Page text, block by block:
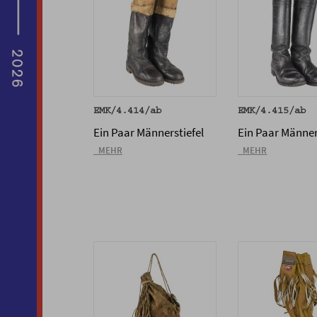
EMK/4.414/ab
Ein Paar Männerstiefel
_MEHR
EMK/4.415/ab
Ein Paar
_MEHR